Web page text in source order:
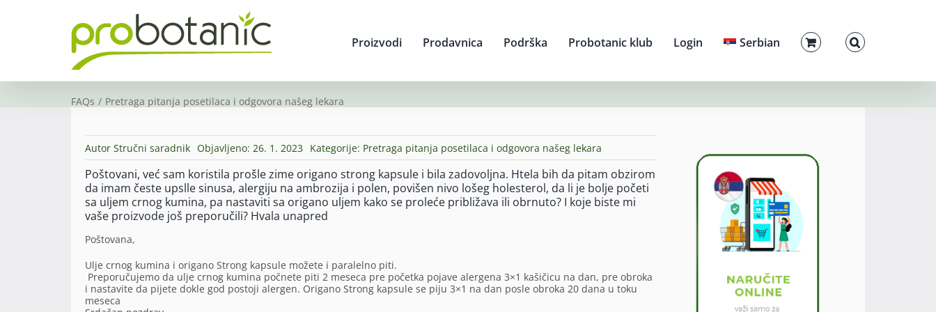
Proizvodi Prodavnica Podrška Probotanic klub Login Serbian
FAQs Pretraga pitanja posetilaca i odgovora našeg lekara
Autor Stručni saradnik Objavljeno: 26. 1. 2023 Kategorije: Pretraga pitanja posetilaca i odgovora našeg lekara
Poštovani, već sam koristila prošle zime origano strong kapsule i bila zadovoljna. Htela bih da pitam obzirom
da imam česte upslle sinusa, alergiju na ambrozija i polen, povišen nivo lošeg holesterol, da li je bolje početi
sa uljem crnog kumina, pa nastaviti sa origano uljem kako se proleće približava ili obrnuto? I koje biste mi
vaše proizvode još preporučili? Hvala unapred
Poštovana,
Ulje crnog kumina i origano Strong kapsule možete i paralelno piti.
Preporučujemo da ulje crnog kumina počnete piti 2 meseca pre početka pojave alergena 3×1 kašičicu na dan, pre obroka
i nastavite da pijete dokle god postoji alergen. Origano Strong kapsule se piju 3×1 na dan posle obroka 20 dana u toku
meseca